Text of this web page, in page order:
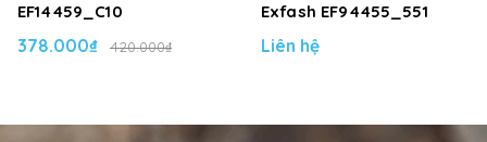
EF14459_C10
378.000₫ 420.000₫
Exfash EF94455_551
Liên hệ